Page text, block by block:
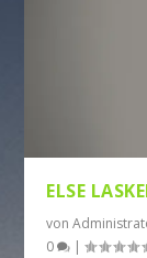
ELSE
von
0
|